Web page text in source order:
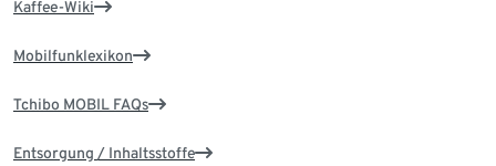
Kaffee-Wiki
Mobilfunklexikon
Tchibo MOBIL FAQs
Entsorgung / Inhaltsstoffe